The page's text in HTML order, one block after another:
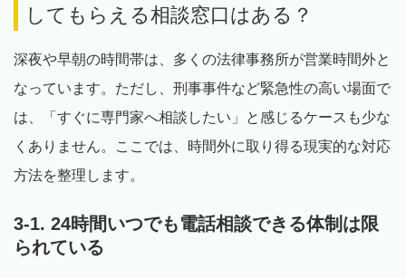
してもらえる相談窓口はある？
深夜や早朝の時間帯は、多くの法律事務所が営業時間外と
なっています。ただし、刑事事件など緊急性の高い場面で
は、「すぐに専門家へ相談したい」と感じるケースも少な
くありません。ここでは、時間外に取り得る現実的な対応
方法を整理します。
3-1. 24時間いつでも電話相談できる体制は限
られている